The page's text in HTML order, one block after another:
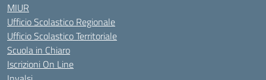
MIUR
Ufficio Scolastico Regionale
Ufficio Scolastico Territoriale
Scuola in Chiaro
Iscrizioni On Line